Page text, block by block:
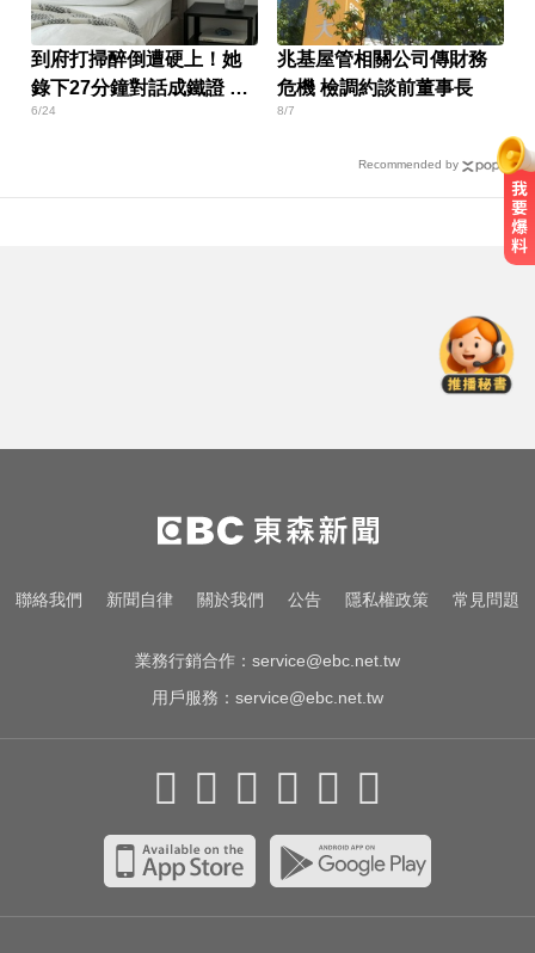
到府打掃醉倒遭硬上！她
錄下27分鐘對話成鐵證 屏
東男慘了
6/24
兆基屋管相關公司傳財務
危機 檢調約談前董事長
8/7
Recommended by
台將單季最多安卡關
南部今演習不降速！今早10點手機
狂響 違者最高罰15萬
金牌員工轉投李多慧！剪輯師突暴
聯絡我們 新聞自律 關於我們 公告 隱私權政策 常見問題
業務行銷合作： service@ebc.net.tw
用戶服務： service@ebc.net.tw